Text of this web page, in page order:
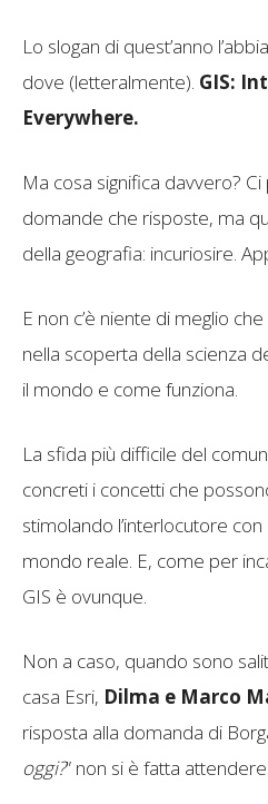
Lo slogan di quest’anno
dove (letteralmente). GIS:
Everywhere.
Ma cosa significa davvero?
domande che risposte, ma
della geografia: incuriosire.
E non c’è niente di meglio
nella scoperta della scienza
il mondo e come funziona.
La sfida più difficile del
concreti i concetti che
stimolando l’interlocutore
mondo reale. E, come per
GIS è ovunque.
Non a caso, quando sono
casa Esri, Dilma e Marco
risposta alla domanda di
oggi?” non si è fatta attendere.